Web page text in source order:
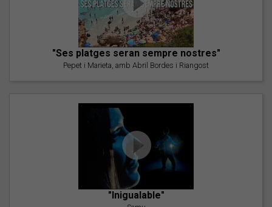
"Ses platges seran sempre nostres"
Pepet i Marieta, amb Abril Bordes i Riangost
"Inigualable"